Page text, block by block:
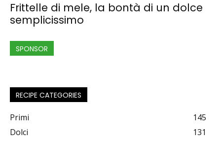
Frittelle di mele, la bontà di un dolce
semplicissimo
SPONSOR
RECIPE CATEGORIES
Primi
145
Dolci
131